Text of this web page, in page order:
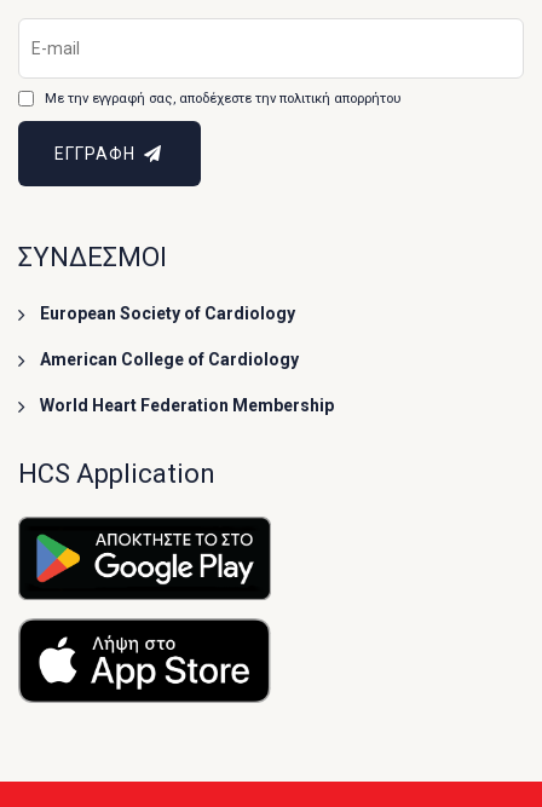
Με την εγγραφή σας, αποδέχεστε την πολιτική απορρήτου
ΕΓΓΡΑΦΗ
ΣΥΝΔΕΣΜΟΙ
European Society of Cardiology
American College of Cardiology
World Heart Federation Membership
HCS Application